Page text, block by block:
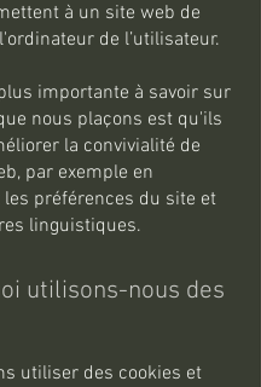
à un site web de
de l’utilisateur.
importante à savoir sur
nous plaçons est qu'ils
la convivialité de
par exemple en
préférences du site et
linguistiques.
utilisons-nous des
utiliser des cookies et